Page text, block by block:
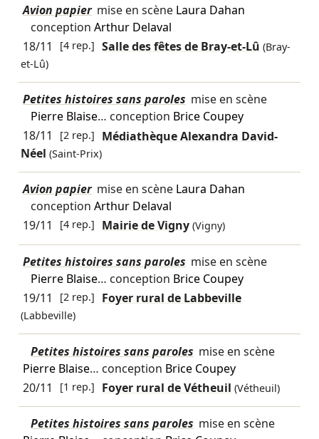
Avion papier mise en scène Laura Dahan
conception Arthur Delaval
18/11
[4 rep.] Salle des fêtes de Bray-et-Lû (Bray-
et-Lû)
Petites histoires sans paroles mise en scène
Pierre Blaise… conception Brice Coupey
18/11
[2 rep.]
Médiathèque Alexandra David-
Néel (Saint-Prix)
Avion papier mise en scène Laura Dahan
conception Arthur Delaval
19/11
[4 rep.] Mairie de Vigny (Vigny)
Petites histoires sans paroles mise en scène
Pierre Blaise… conception Brice Coupey
19/11
[2 rep.] Foyer rural de Labbeville
(Labbeville)
Petites histoires sans paroles mise en scène
Pierre Blaise… conception Brice Coupey
20/11
[1 rep.] Foyer rural de Vétheuil (Vétheuil)
Petites histoires sans paroles mise en scène